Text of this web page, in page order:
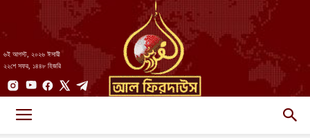
৬ই আগস্ট, ২০২৬ ঈসায়ী
২২শে সফর, ১৪৪৮ হিজরি